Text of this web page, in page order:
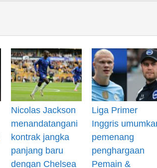
Nicolas Jackson
menandatangani
kontrak jangka
panjang baru
dengan Chelsea
Liga Primer
Inggris
pemenang
penghargaan
Pemain &